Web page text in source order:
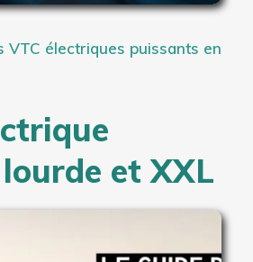
VTC électriques puissants en
et XXL